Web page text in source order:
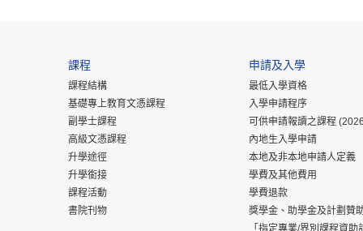
課程
課程結構
基礎專上教育文憑課程
副學士課程
高級文憑課程
升學途徑
升學銜接
課程活動
書院刊物
申請及入學
最低入學資格
入學申請程序
可供申請報讀之課程
內地生入學申請
本地及非本地申請人定義
學費及其他費用
學費退款
獎學金、助學金及計劃贊
「指定專業/界別課程資